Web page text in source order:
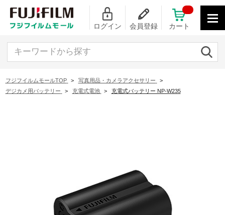
ログイン 会員登録
フジフイルムモールTOP > 写真用品・カメラアクセサリー
>
デジカメ用バッテリー
> 充電式電池 > 充電式バッテリー NP-W235